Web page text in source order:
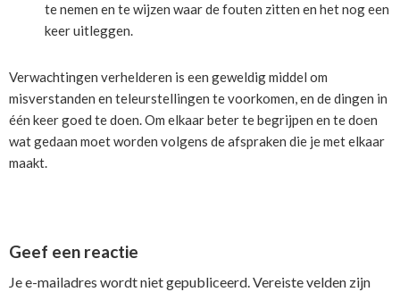
te nemen en te wijzen waar de fouten zitten en het nog een
keer uitleggen.
Verwachtingen verhelderen is een geweldig middel om
misverstanden en teleurstellingen te voorkomen, en de dingen in
één keer goed te doen. Om elkaar beter te begrijpen en te doen
wat gedaan moet worden volgens de afspraken die je met elkaar
maakt.
Interactions
Geef een reactie
Je e-mailadres wordt niet gepubliceerd.Vereiste velden zijn